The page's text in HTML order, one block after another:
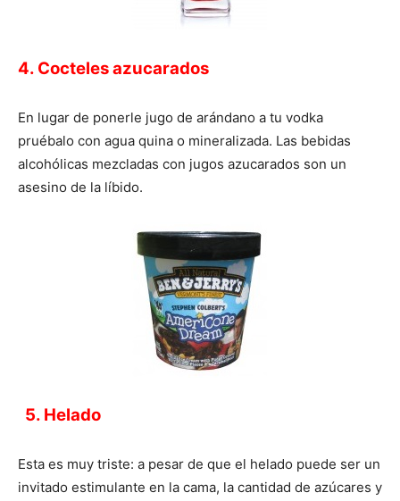
4. Cocteles azucarados
En lugar de ponerle jugo de arándano a tu vodka
pruébalo con agua quina o mineralizada. Las bebidas
alcohólicas mezcladas con jugos azucarados son un
asesino de la líbido.
5. Helado
Esta es muy triste: a pesar de que el helado puede ser un
invitado estimulante en la cama, la cantidad de azúcares y